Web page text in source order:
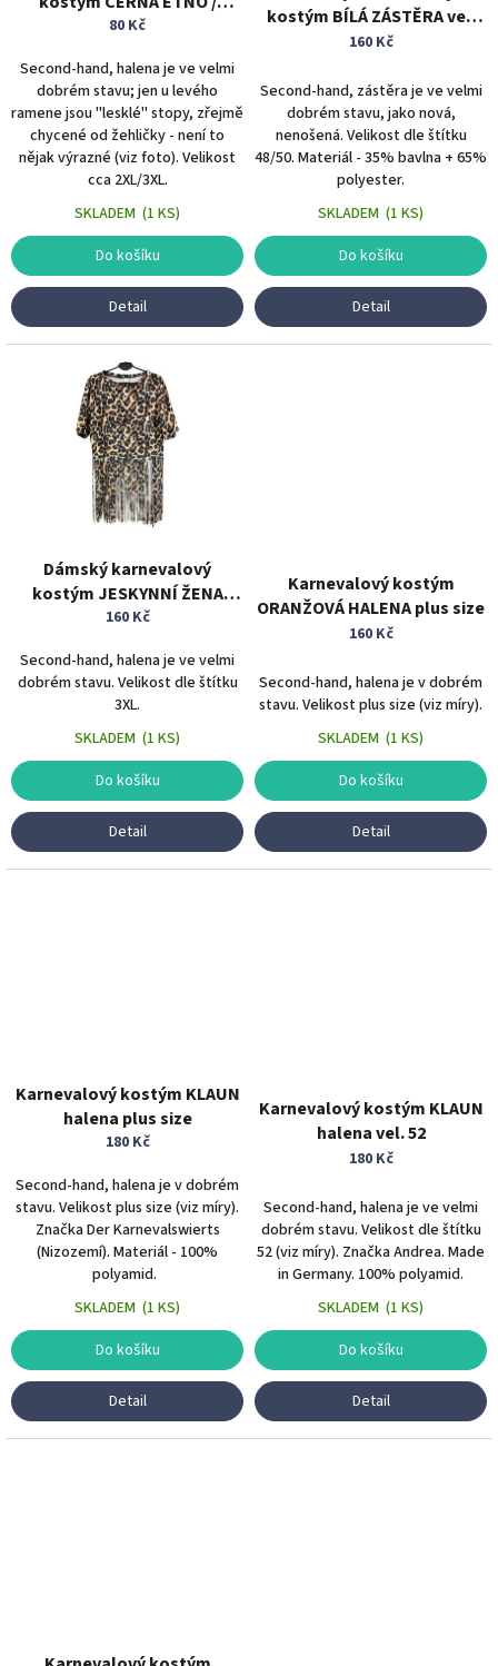
RETRO HALENA vel. 2XL/3XL
80 Kč
Second-hand, halena je ve velmi
dobrém stavu; jen u levého
ramene jsou "lesklé" stopy, zřejmě
chycené od žehličky - není to
nějak výrazné (viz foto). Velikost
cca 2XL/3XL.
SKLADEM (1 KS)
Do košíku
Detail
kostým BÍLÁ ZÁSTĚRA vel.
48/50
160 Kč
Second-hand, zástěra je ve velmi
dobrém stavu, jako nová,
nenošená. Velikost dle štítku
48/50. Materiál - 35% bavlna + 65%
polyester.
SKLADEM (1 KS)
Do košíku
Detail
Dámský karnevalový
kostým JESKYNNÍ ŽENA
halena s třásněmi vel. 3XL
160 Kč
Second-hand, halena je ve velmi
dobrém stavu. Velikost dle štítku
3XL.
SKLADEM (1 KS)
Do košíku
Detail
Karnevalový kostým
ORANŽOVÁ HALENA plus size
160 Kč
Second-hand, halena je v dobrém
stavu. Velikost plus size (viz míry).
SKLADEM (1 KS)
Do košíku
Detail
Karnevalový kostým KLAUN
halena plus size
180 Kč
Second-hand, halena je v dobrém
stavu. Velikost plus size (viz míry).
Značka Der Karnevalswierts
(Nizozemí). Materiál - 100%
polyamid.
SKLADEM (1 KS)
Do košíku
Detail
Karnevalový kostým KLAUN
halena vel. 52
180 Kč
Second-hand, halena je ve velmi
dobrém stavu. Velikost dle štítku
52 (viz míry). Značka Andrea. Made
in Germany. 100% polyamid.
SKLADEM (1 KS)
Do košíku
Detail